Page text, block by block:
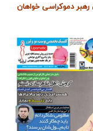
دموکراسی خواهان